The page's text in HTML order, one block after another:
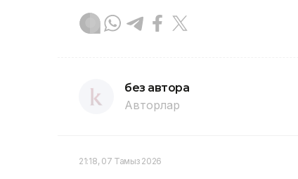
без автора
Авторлар
21:18, 07 Тамыз 2026